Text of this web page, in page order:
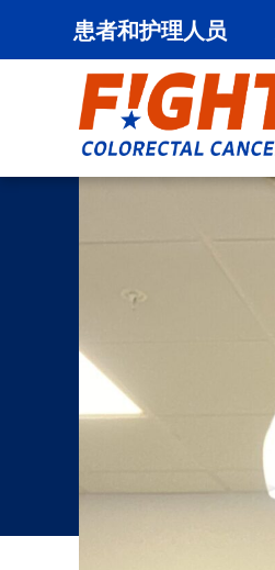
患者和护理人员